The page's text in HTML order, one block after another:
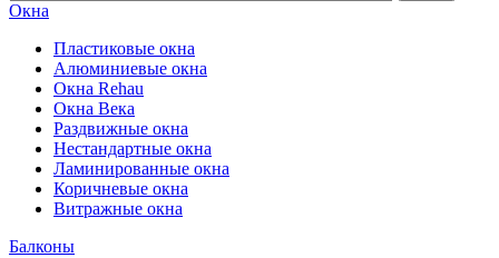
Окна
Пластиковые окна
Алюминиевые окна
Окна Rehau
Окна Века
Раздвижные окна
Нестандартные окна
Ламинированные окна
Коричневые окна
Витражные окна
Балконы